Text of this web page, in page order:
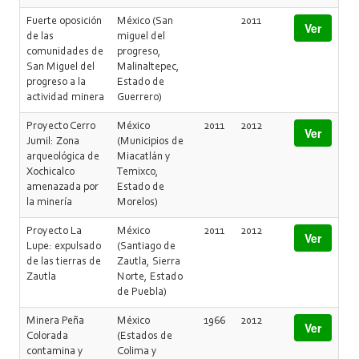
Fuerte oposición
de las
comunidades de
San Miguel del
progreso a la
actividad minera
México (San
miguel del
progreso,
Malinaltepec,
Estado de
Guerrero)
2011 Ver
Proyecto Cerro
Jumil: Zona
arqueológica de
Xochicalco
amenazada por
la minería
México
(Municipios de
Miacatlán y
Temixco,
Estado de
Morelos)
2011 2012 Ver
Proyecto La
Lupe: expulsado
de las tierras de
Zautla
México
(Santiago de
Zautla, Sierra
Norte, Estado
de Puebla)
2011 2012 Ver
Minera Peña
Colorada
contamina y
México
(Estados de
Colima y
1966 2012 Ver